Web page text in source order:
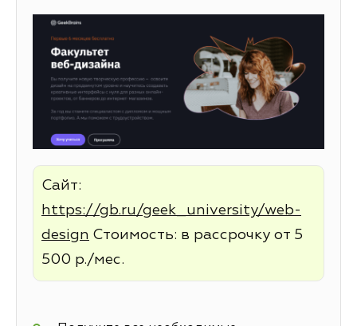
Сайт:
https://gb.ru/geek_university/web-
design Стоимость: в рассрочку от 5
500 р./мес.